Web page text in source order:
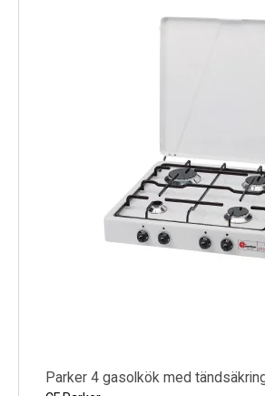
Parker 4 gasolkök med